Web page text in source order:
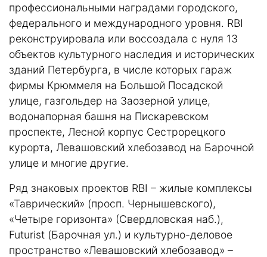
профессиональными наградами городского,
федерального и международного уровня. RBI
реконструировала или воссоздала с нуля 13
объектов культурного наследия и исторических
зданий Петербурга, в числе которых гараж
фирмы Крюммеля на Большой Посадской
улице, газгольдер на Заозерной улице,
водонапорная башня на Пискаревском
проспекте, Лесной корпус Сестрорецкого
курорта, Левашовский хлебозавод на Барочной
улице и многие другие.
Ряд знаковых проектов RBI – жилые комплексы
«Таврический» (просп. Чернышевского),
«Четыре горизонта» (Свердловская наб.),
Futurist (Барочная ул.) и культурно-деловое
пространство «Левашовский хлебозавод» –